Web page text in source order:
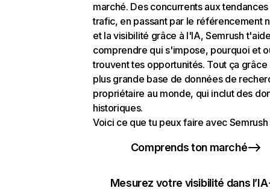
marché. Des concurrents aux
trafic, en passant par le référencement
et la visibilité grâce à l'IA, Semrush
comprendre qui s'impose, pourquoi et
trouvent tes opportunités. Tout ça grâce
plus grande base de données de
propriétaire au monde, qui inclut des
historiques.
Voici ce que tu peux faire avec Semrush
Comprends ton marché
Mesurez votre visibilité dans l’IA